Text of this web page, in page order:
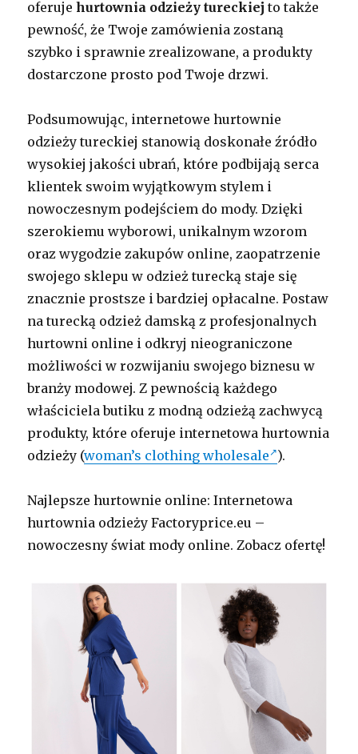
oferujehurtownia odzieży tureckiej to także
pewność, że Twoje zamówienia zostaną
szybko i sprawnie zrealizowane, a produkty
dostarczone prosto pod Twoje drzwi.
Podsumowując, internetowe hurtownie
odzieży tureckiej stanowią doskonałe źródło
wysokiej jakości ubrań, które podbijają serca
klientek swoim wyjątkowym stylem i
nowoczesnym podejściem do mody. Dzięki
szerokiemu wyborowi, unikalnym wzorom
oraz wygodzie zakupów online, zaopatrzenie
swojego sklepu w odzież turecką staje się
znacznie prostsze i bardziej opłacalne. Postaw
na turecką odzież damską z profesjonalnych
hurtowni online i odkryj nieograniczone
możliwości w rozwijaniu swojego biznesu w
branży modowej. Z pewnością każdego
właściciela butiku z modną odzieżą zachwycą
produkty, które oferuje internetowa hurtownia
odzieży (woman’s clothing wholesale ).
Najlepsze hurtownie online: Internetowa
hurtownia odzieży Factoryprice.eu –
nowoczesny świat mody online. Zobacz ofertę!